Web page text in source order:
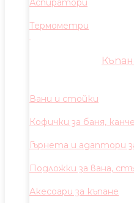
Аспиратори
Термометри
Вани и стойки
Кофички за баня,
Гърнета и адаптори
Подложки за вана,
Акесоари за къпане